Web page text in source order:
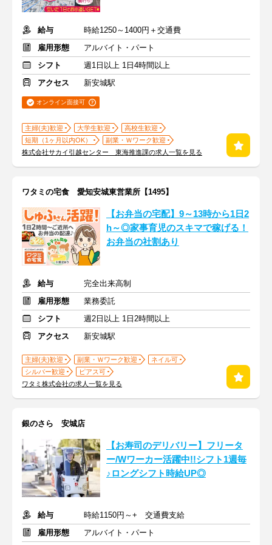
給与
時給1250～1400円＋交通費
雇用形態
アルバイト・パート
シフト
週1日以上 1日4時間以上
アクセス
新安城駅
オンライン面接可
主婦(夫)歓迎 大学生歓迎
高校生歓迎
短期（1ヶ月以内OK）
副業・Ｗワーク歓迎
株式会社サカイ引越センター 東海推進課の求人一覧を見る
ワタミの宅食 愛知安城東営業所【1495】
【お弁当の宅配】9～13時から1日2
h～◎家事育児のスキマで稼げる！
お弁当の社割あり
給与
完全出来高制
雇用形態
業務委託
シフト
週2日以上 1日2時間以上
アクセス
新安城駅
主婦(夫)歓迎 副業・Ｗワーク歓迎
ネイル可
シルバー歓迎
ピアス可
ワタミ株式会社の求人一覧を見る
銀のさら 安城店
【お寿司のデリバリー】フリータ
ー/Wワーカー活躍中!!シフト1週毎
♪ロングシフト時給UP◎
給与
時給1150円～+ 交通費支給
雇用形態
アルバイト・パート